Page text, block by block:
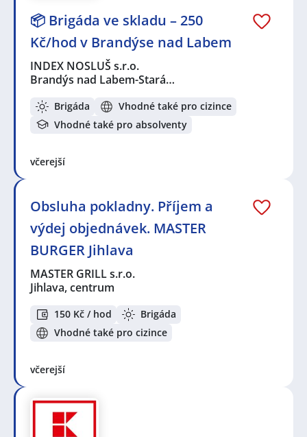
📦 Brigáda ve skladu – 250
Kč/hod v Brandýse nad Labem
INDEX NOSLUŠ s.r.o.
Brandýs nad Labem-Stará…
Brigáda
Vhodné také pro cizince
Vhodné také pro absolventy
včerejší
Obsluha pokladny. Příjem a
výdej objednávek. MASTER
BURGER Jihlava
MASTER GRILL s.r.o.
Jihlava, centrum
150 Kč / hod
Brigáda
Vhodné také pro cizince
včerejší